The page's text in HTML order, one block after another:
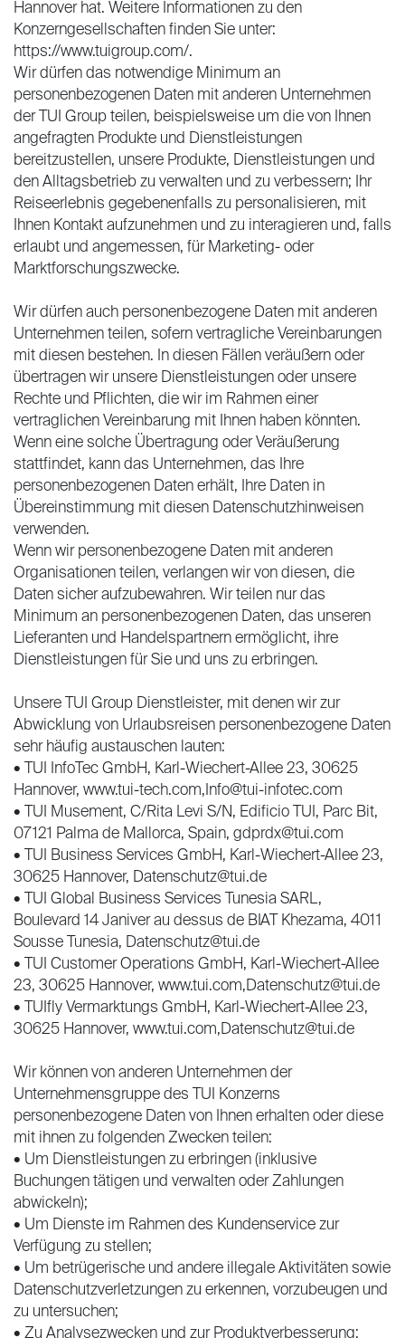
Hannover hat. Weitere Informationen zu den
Konzerngesellschaften finden Sie unter:
https://www.tuigroup.com/.
Wir dürfen das notwendige Minimum an
personenbezogenen Daten mit anderen Unternehmen
der TUI Group teilen, beispielsweise um die von Ihnen
angefragten Produkte und Dienstleistungen
bereitzustellen, unsere Produkte, Dienstleistungen und
den Alltagsbetrieb zu verwalten und zu verbessern; Ihr
Reiseerlebnis gegebenenfalls zu personalisieren, mit
Ihnen Kontakt aufzunehmen und zu interagieren und, falls
erlaubt und angemessen, für Marketing- oder
Marktforschungszwecke.
Wir dürfen auch personenbezogene Daten mit anderen
Unternehmen teilen, sofern vertragliche Vereinbarungen
mit diesen bestehen. In diesen Fällen veräußern oder
übertragen wir unsere Dienstleistungen oder unsere
Rechte und Pflichten, die wir im Rahmen einer
vertraglichen Vereinbarung mit Ihnen haben könnten.
Wenn eine solche Übertragung oder Veräußerung
stattfindet, kann das Unternehmen, das Ihre
personenbezogenen Daten erhält, Ihre Daten in
Übereinstimmung mit diesen Datenschutzhinweisen
verwenden.
Wenn wir personenbezogene Daten mit anderen
Organisationen teilen, verlangen wir von diesen, die
Daten sicher aufzubewahren. Wir teilen nur das
Minimum an personenbezogenen Daten, das unseren
Lieferanten und Handelspartnern ermöglicht, ihre
Dienstleistungen für Sie und uns zu erbringen.
Unsere TUI Group Dienstleister, mit denen wir zur
Abwicklung von Urlaubsreisen personenbezogene Daten
sehr häufig austauschen lauten:
• TUI InfoTec GmbH, Karl-Wiechert-Allee 23, 30625
Hannover, www.tui-tech.com,Info@tui-infotec.com
• TUI Musement, C/Rita Levi S/N, Edificio TUI, Parc Bit,
07121 Palma de Mallorca, Spain, gdprdx@tui.com
• TUI Business Services GmbH, Karl-Wiechert-Allee 23,
30625 Hannover, Datenschutz@tui.de
• TUI Global Business Services Tunesia SARL,
Boulevard 14 Janiver au dessus de BIAT Khezama, 4011
Sousse Tunesia, Datenschutz@tui.de
• TUI Customer Operations GmbH, Karl-Wiechert-Allee
23, 30625 Hannover, www.tui.com,Datenschutz@tui.de
• TUIfly Vermarktungs GmbH, Karl-Wiechert-Allee 23,
30625 Hannover, www.tui.com,Datenschutz@tui.de
Wir können von anderen Unternehmen der
Unternehmensgruppe des TUI Konzerns
personenbezogene Daten von Ihnen erhalten oder diese
mit ihnen zu folgenden Zwecken teilen:
• Um Dienstleistungen zu erbringen (inklusive
Buchungen tätigen und verwalten oder Zahlungen
abwickeln);
• Um Dienste im Rahmen des Kundenservice zur
Verfügung zu stellen;
• Um betrügerische und andere illegale Aktivitäten sowie
Datenschutzverletzungen zu erkennen, vorzubeugen und
zu untersuchen;
• Zu Analysezwecken und zur Produktverbesserung;